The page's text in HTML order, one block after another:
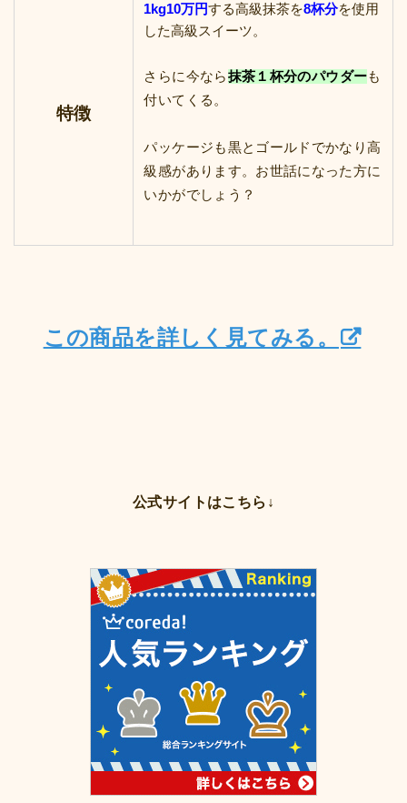
特徴
1kg10万円する高級抹茶を8杯分を使用
した高級スイーツ。
さらに今なら抹茶１杯分のパウダーも
付いてくる。
パッケージも黒とゴールドでかなり高
級感があります。お世話になった方に
いかがでしょう？
この商品を詳しく見てみる。
公式サイトはこちら↓